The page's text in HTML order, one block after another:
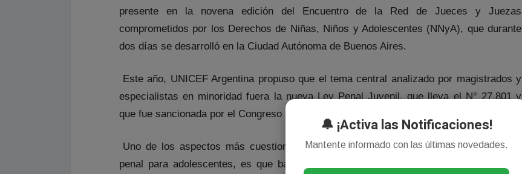
presente en la novena edición del Encuentro de la Red de Jueces y Juezas
comprometidos por los Derechos de Niñas, Niños y Adolescentes (NNyA), que durante
dos días se desarrolló en la Ciudad Autónoma de Buenos Aires.
Este año, UNICEF Argentina propuso que el tema central analizado por magistrados y
especialistas en minoridad fuera la nueva Ley Penal Juvenil, que lleva el N° 27.801 y
que fue sancionada por el Congreso argentino, a principios de este año.
Uno de los aspectos más cuestionados, del reformulado sistema de responsabilidad
penal para adolescentes, es que bajó a 14 años la edad de imputabilidad, lo que se
🔔 ¡Activa las Notificaciones!
Mantente informado con las últimas novedades.